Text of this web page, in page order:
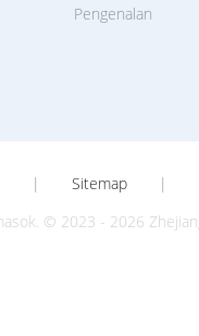
Pengenalan
| Sitemap |
© 2023 - 2026